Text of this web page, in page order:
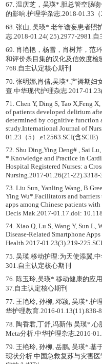
67. 温庆芝，吴瑛*.胆总管空肠
的影响.护理学杂志.2018-01.33
68. 张山, 吴瑛*.老年谵妄患者照
志.2018-01.24( 25).2977-2981.自
69. 肖艳艳，杨雪，肖树芹，范
和评价条目集的汉化及信效度检
768.自主认定核心期刊
70. 张明娜,肖倩,吴瑛*.产褥期妇
查.中华现代护理杂志.2017-
71. Chen Y, Ding S, Tao X,Feng
of patients developed delirium
determined by cognitive function
study.International Journal of
01.23（5）.e12563.SCI(含SCIE)
72. Shu Ding,Ying Deng# , Sai
*.Knowledge and Practice in
Hospital Registered Nurses: a
Nursing.2017-01.26(21-22).3318-
73. Liu Sun, Yanling Wang, B
Ying Wu*.Facilitators and
apps among Chinese patients
Decis Mak.2017-01.17.doi:
74. Xiao Q, Lu S, Wang Y, Sun L,
Disease-Related Smartphone
Health.2017-01.23(3).219-
75. 吴瑛.移动护理:为天使添翼.
301.自主认定核心期刊
76. 陈玉玲,吴瑛*.移动健康的应
37.自主认定核心期刊
77. 王艳玲, 孙柳, 邓颖, 吴瑛*.护
华护理教育.2016-01.13(11).838-
78. 陶香君,丁舒,冯新伟 吴瑛*.
Meta分析.中华护理杂志.2016-
79. 王艳玲, 孙柳, 岳鹏, 吴瑛*.基
现状分析.中国急救复苏与灾害